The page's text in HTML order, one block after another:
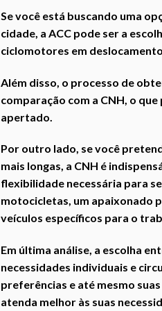
Se você está buscando uma
cidade, a ACC pode ser a
ciclomotores em
Além disso, o processo de
comparação com a CNH, o
apertado.
Por outro lado, se você
mais longas, a CNH é
flexibilidade necessária para
motocicletas, um apaixonado
veículos específicos para o
Em última análise, a escolha
necessidades individuais e
preferências e até mesmo
atenda melhor às suas